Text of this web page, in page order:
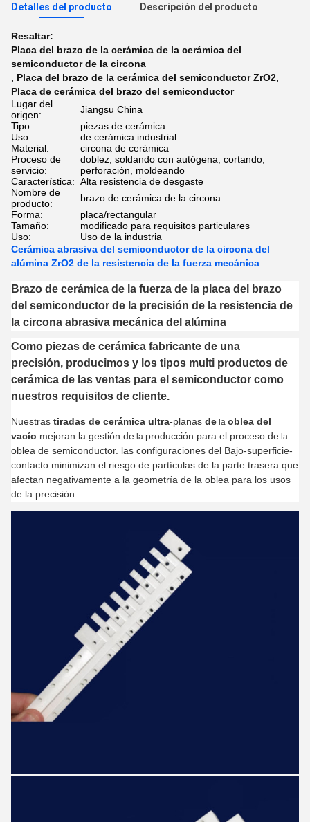
Detalles del producto Descripción del producto
Resaltar:
Placa del brazo de la cerámica de la cerámica del
semiconductor de la circona
, Placa del brazo de la cerámica del semiconductor ZrO2,
Placa de cerámica del brazo del semiconductor
Lugar del
origen:
Jiangsu China
Tipo:
piezas de cerámica
Uso:
de cerámica industrial
Material:
circona de cerámica
Proceso de
servicio:
doblez, soldando con autógena, cortando,
perforación, moldeando
Característica: Alta resistencia de desgaste
Nombre de
producto:
brazo de cerámica de la circona
Forma:
placa/rectangular
Tamaño:
modificado para requisitos particulares
Uso:
Uso de la industria
Cerámica abrasiva del semiconductor de la circona del
alúmina ZrO2 de la resistencia de la fuerza mecánica
Brazo de cerámica de la fuerza de la placa del brazo
del semiconductor de la precisión de la resistencia de
la circona abrasiva mecánica del alúmina
Como piezas de cerámica fabricante de una
precisión, producimos y los tipos multi productos de
cerámica de las ventas para el semiconductor como
nuestros requisitos de cliente.
Nuestras tiradas de cerámica ultra-planas de la oblea del
vacío mejoran la gestión de la producción para el proceso de la
oblea de semiconductor. las configuraciones del Bajo-superficie-
contacto minimizan el riesgo de partículas de la parte trasera que
afectan negativamente a la geometría de la oblea para los usos
de la precisión.